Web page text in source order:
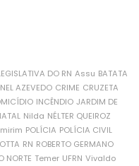
DO RN Assu BATATA
AZEVEDO CRIME CRUZETA
INCÊNDIO JARDIM DE
Nilda NÉLTER QUEIROZ
POLÍCIA POLÍCIA CIVIL
RN ROBERTO GERMANO
NORTE Temer UFRN Vivaldo